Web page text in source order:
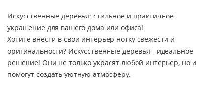
Искусственные деревья: стильное и практичное
украшение для вашего дома или офиса!
Хотите внести в свой интерьер нотку свежести и
оригинальности? Искусственные деревья - идеальное
решение! Они не только украсят любой интерьер, но и
помогут создать уютную атмосферу.